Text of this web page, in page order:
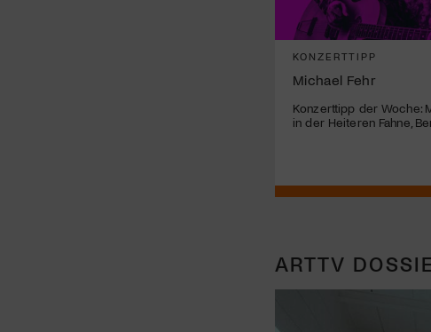
KONZERTTIPP
Michael Fehr
Konzerttipp der Woche:
in der Heiteren Fahne,
ARTTV